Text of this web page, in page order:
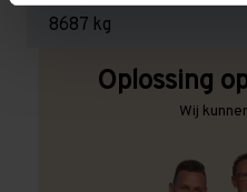
8687 kg
Oplossing
Wij